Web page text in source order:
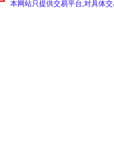
本网站只提供交易平台,对具体